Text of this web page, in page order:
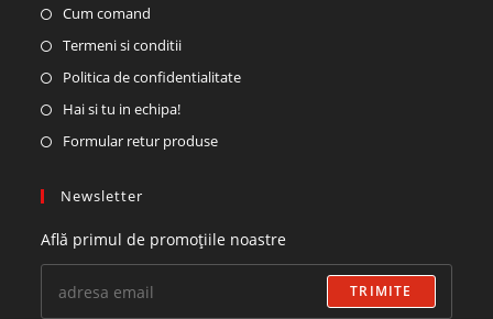
Cum comand
Termeni si conditii
Politica de confidentialitate
Hai si tu in echipa!
Formular retur produse
Newsletter
Află primul de promoțiile noastre
TRIMITE